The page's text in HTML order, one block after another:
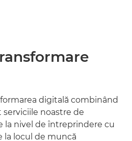
digitală combinând
noastre de
la nivel de întreprindere cu
la locul de muncă